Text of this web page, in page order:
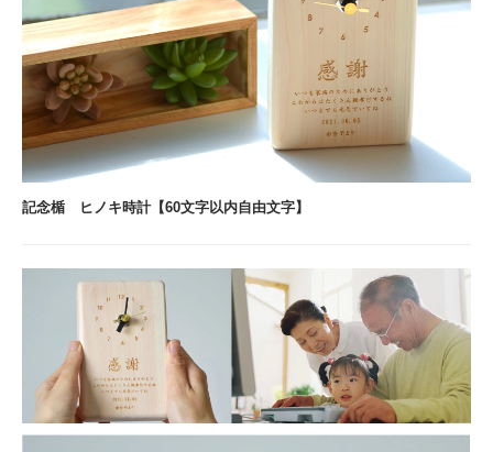
記念楯 ヒノキ時計【60文字以内自由文字】